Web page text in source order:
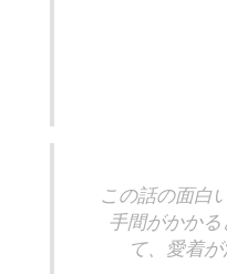
この話の面白
手間がかか
て、愛着